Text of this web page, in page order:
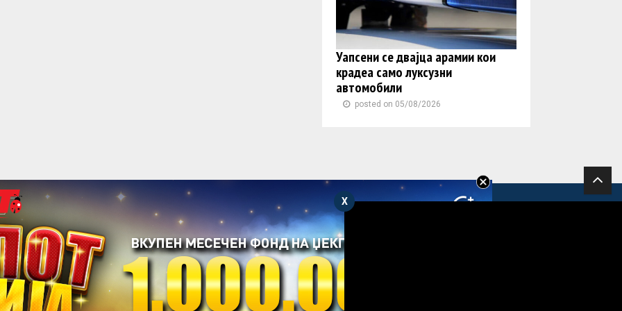
Уапсени се двајца арамии кои
крадеа само луксузни
автомобили
posted on 05/08/2026
Twitter Instagram Youtube
Импресум Контакт Маркетинг Услови за користење
X